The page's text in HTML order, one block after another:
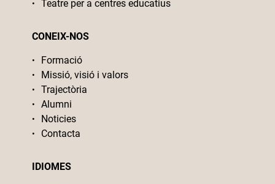
Teatre per a centres educatius
CONEIX-NOS
Formació
Missió, visió i valors
Trajectòria
Alumni
Noticies
Contacta
IDIOMES